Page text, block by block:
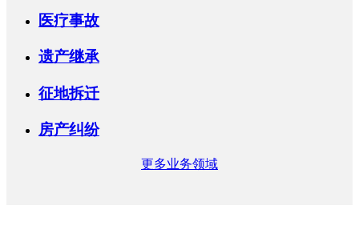
医疗事故
遗产继承
征地拆迁
房产纠纷
更多业务领域